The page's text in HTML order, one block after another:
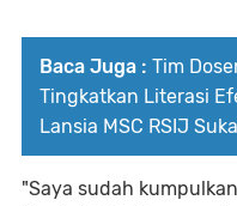
Baca Juga : Tim
Tingkatkan Literasi
Lansia MSC RSIJ
"Saya sudah